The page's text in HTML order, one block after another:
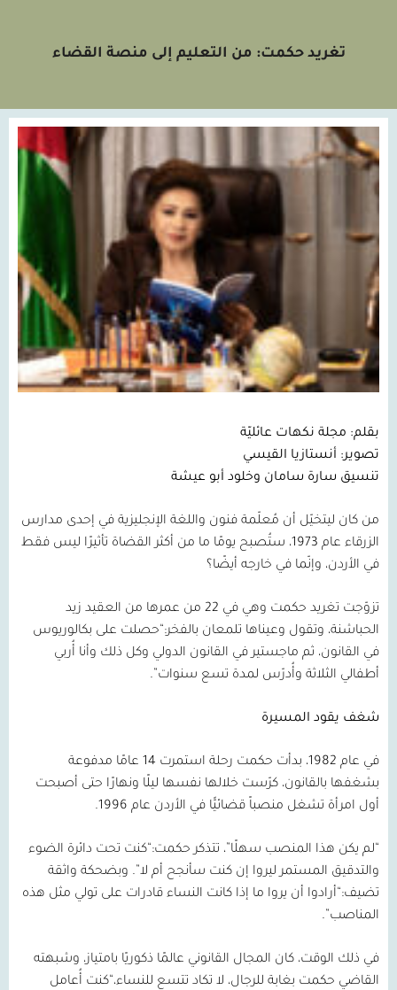
تغريد حكمت: من التعليم إلى منصة القضاء
بقلم: مجلة نكهات عائليّة
تصوير: أنستازيا القيسي
تنسيق سارة سامان وخلود أبو عيشة
من كان ليتخيّل أن مُعلّمة فنون واللغة الإنجليزية في إحدى مدارس
الزرقاء عام 1973، ستُصبح يومًا ما من أكثر القضاة تأثيرًا ليس فقط
في الأردن، وإنّما في خارجه أيضًا؟
تزوّجت تغريد حكمت وهي في 22 من عمرها من العقيد زيد
الحباشنة، وتقول وعيناها تلمعان بالفخر:“حصلت على بكالوريوس
في القانون، ثم ماجستير في القانون الدولي وكل ذلك وأنا أُربي
أطفالي الثلاثة وأُدرّس لمدة تسع سنوات”.
شغف يقود المسيرة
في عام 1982، بدأت حكمت رحلة استمرت 14 عامًا مدفوعة
بشغفها بالقانون، كرّست خلالها نفسها ليلًا ونهارًا حتى أصبحت
أول امرأة تشغل منصباً قضائيًّا في الأردن عام 1996
.
“لم يكن هذا المنصب سهلًا”، تتذكر حكمت:“كنت تحت دائرة الضوء
والتدقيق المستمر ليروا إن كنت سأنجح أم لا”. وبضحكة واثقة
تضيف:“أرادوا أن يروا ما إذا كانت النساء قادرات على تولي مثل هذه
المناصب”.
في ذلك الوقت، كان المجال القانوني عالمًا ذكوريًا بامتياز، وشبهته
القاضي حكمت بغابة للرجال، لا تكاد تتسع للنساء،“كنت أُعامل